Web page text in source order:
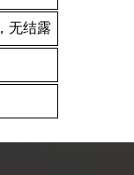
，无结露